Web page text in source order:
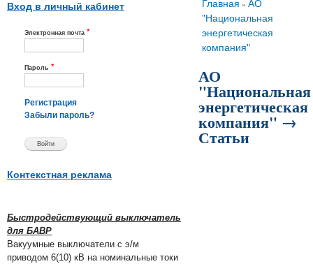
Вход в личный кабинет
Электронная почта *
Пароль *
Регистрация
Забыли пароль?
Контекстная реклама
Быстродействующий выключатель
для БАВР
Вакуумные выключатели с э/м
приводом 6(10) кВ на номинальные токи
Вы здесь
Главная » АО
"Национальная
энергетическая
компания"
АО
"Национальная
энергетическая
компания" →
Статьи